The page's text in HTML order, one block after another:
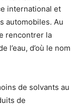
international et
automobiles. Au
rencontrer la
l’eau, d’où le nom
de solvants au
de